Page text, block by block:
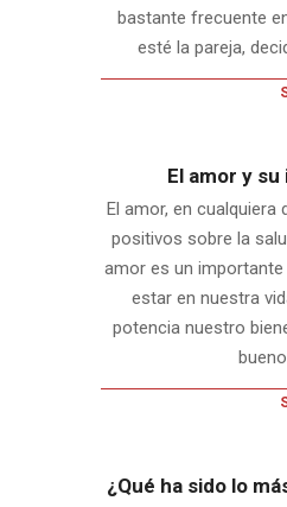
bastante frecuente
esté la pareja,
El amor y
El amor, en
positivos sobre la
amor es un
estar en nuestra
potencia nuestro
¿Qué ha sido lo